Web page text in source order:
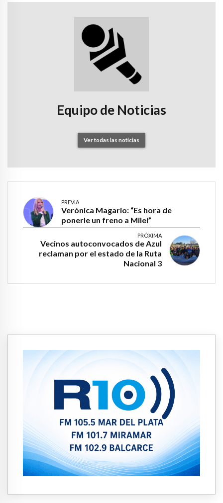
Equipo de Noticias
Ver todas las noticias
PREVIA
Verónica Magario: “Es hora de
ponerle un freno a Milei”
PRÓXIMA
Vecinos autoconvocados de Azul
reclaman por el estado de la Ruta
Nacional 3